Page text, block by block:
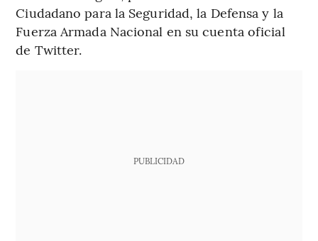
Ciudadano para la Seguridad, la Defensa y la
Fuerza Armada Nacional en su cuenta oficial
de Twitter.
PUBLICIDAD